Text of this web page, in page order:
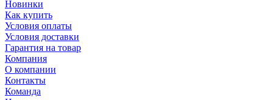
Новинки
Как купить
Условия оплаты
Условия доставки
Гарантия на товар
Компания
О компании
Контакты
Команда